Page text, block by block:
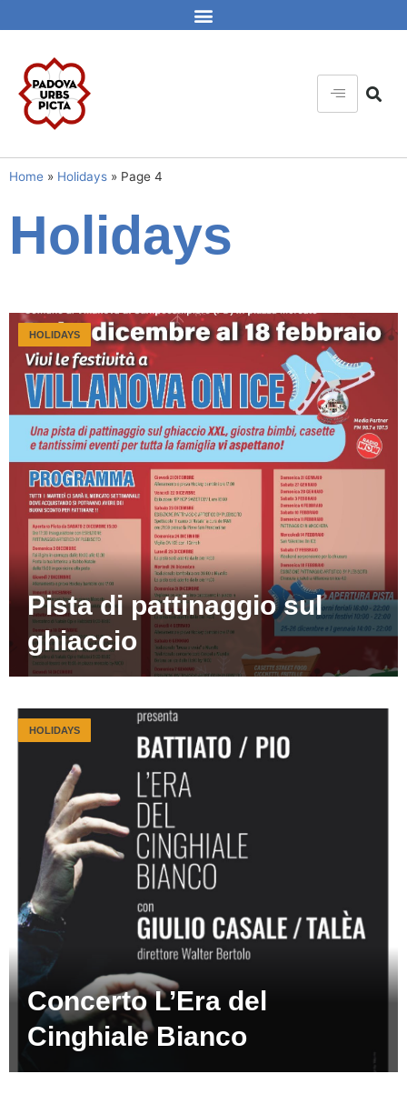
Home » Holidays » Page 4
Holidays
Pista di pattinaggio sul
ghiaccio
HOLIDAYS
Concerto L’Era del
Cinghiale Bianco
HOLIDAYS